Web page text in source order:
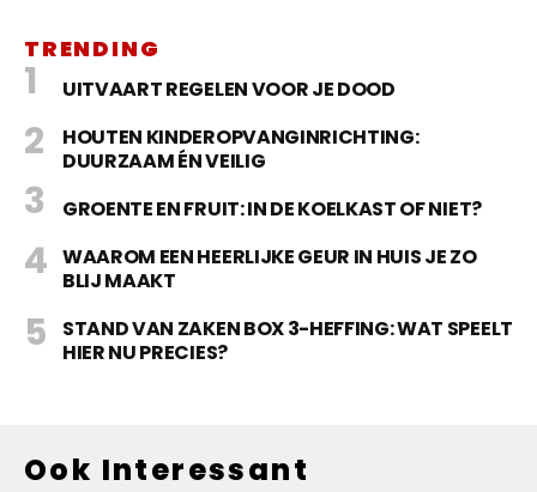
TRENDING
UITVAART REGELEN VOOR JE DOOD
HOUTEN KINDEROPVANGINRICHTING:
DUURZAAM ÉN VEILIG
GROENTE EN FRUIT: IN DE KOELKAST OF NIET?
WAAROM EEN HEERLIJKE GEUR IN HUIS JE ZO
BLIJ MAAKT
STAND VAN ZAKEN BOX 3-HEFFING: WAT SPEELT
HIER NU PRECIES?
Ook Interessant